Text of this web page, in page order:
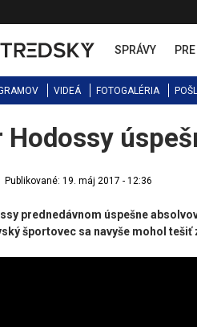
SPRÁVY
VIDEÁ FOTOGALÉRIA
Hodossy
Publikované: 19. máj 2017 - 12:36
prednedávnom úspešne
športovec sa navyše mohol